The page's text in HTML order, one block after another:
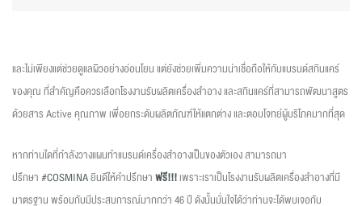
และไม่เพียงแต่ช่วยดูแลผิวอย่างอ่อนโยน แต่ยังช่วยเพิ่มความน่าเชื่อถือให้กับแบรนด์สกินแคร์
ของคุณ ที่สำคัญคือควรเลือกโรงงานรับผลิตเครื่องสำอาง และสกินแคร์ที่สามารถพัฒนาสูตร
ด้วยสาร Active คุณภาพ เพื่อยกระดับผลิตภัณฑ์ให้แตกต่าง และตอบโจทย์ผู้บริโภคมากที่สุด
หากท่านใดที่กำลังวางแผนทำแบรนด์เครื่องสำอางเป็นของตัวเอง สามารถมา
ปรึกษา#COSMINAยินดีให้คำปรึกษาฟรี!!!เพราะเราเป็นโรงงานรับผลิตเครื่องสำอางที่มี
มาตรฐาน พร้อมกับมีประสบการณ์มากกว่า 46 ปี ดังนั้นมั่นใจได้ว่าท่านจะได้พบเจอกับ